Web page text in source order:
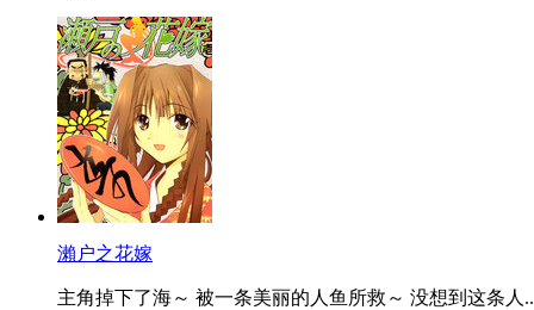
瀨户之花嫁
主角掉下了海～ 被一条美丽的人鱼所救～ 没想到这条人